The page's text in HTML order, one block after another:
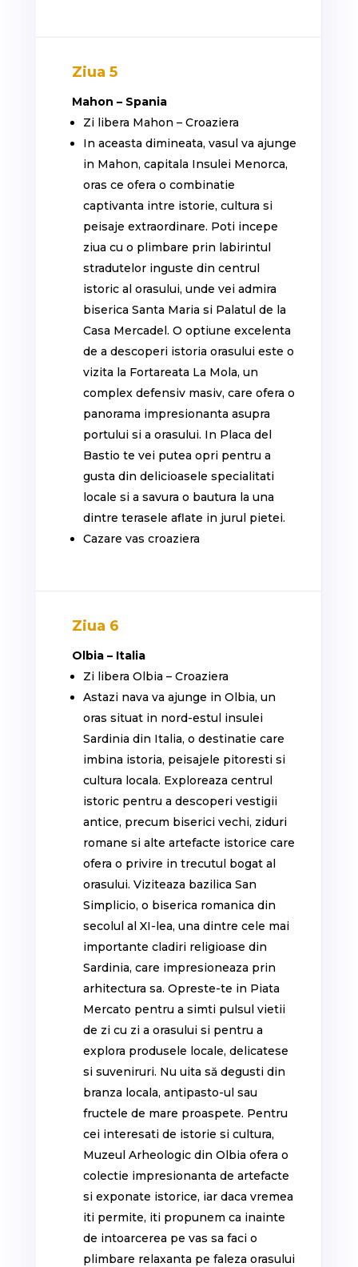
Ziua 5
Mahon – Spania
Zi libera Mahon – Croaziera
In aceasta dimineata, vasul va ajunge
in Mahon, capitala Insulei Menorca,
oras ce ofera o combinatie
captivanta intre istorie, cultura si
peisaje extraordinare. Poti incepe
ziua cu o plimbare prin labirintul
stradutelor inguste din centrul
istoric al orasului, unde vei admira
biserica Santa Maria si Palatul de la
Casa Mercadel. O optiune excelenta
de a descoperi istoria orasului este o
vizita la Fortareata La Mola, un
complex defensiv masiv, care ofera o
panorama impresionanta asupra
portului si a orasului. In Placa del
Bastio te vei putea opri pentru a
gusta din delicioasele specialitati
locale si a savura o bautura la una
dintre terasele aflate in jurul pietei.
Cazare vas croaziera
Ziua 6
Olbia – Italia
Zi libera Olbia – Croaziera
Astazi nava va ajunge in Olbia, un
oras situat in nord-estul insulei
Sardinia din Italia, o destinatie care
imbina istoria, peisajele pitoresti si
cultura locala. Exploreaza centrul
istoric pentru a descoperi vestigii
antice, precum biserici vechi, ziduri
romane si alte artefacte istorice care
ofera o privire in trecutul bogat al
orasului. Viziteaza bazilica San
Simplicio, o biserica romanica din
secolul al XI-lea, una dintre cele mai
importante cladiri religioase din
Sardinia, care impresioneaza prin
arhitectura sa. Opreste-te in Piata
Mercato pentru a simti pulsul vietii
de zi cu zi a orasului si pentru a
explora produsele locale, delicatese
si suveniruri. Nu uita să degusti din
branza locala, antipasto-ul sau
fructele de mare proaspete. Pentru
cei interesati de istorie si cultura,
Muzeul Arheologic din Olbia ofera o
colectie impresionanta de artefacte
si exponate istorice, iar daca vremea
iti permite, iti propunem ca inainte
de intoarcerea pe vas sa faci o
plimbare relaxanta pe faleza orasului